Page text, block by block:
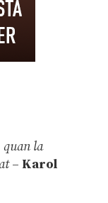
quan la
– Karol